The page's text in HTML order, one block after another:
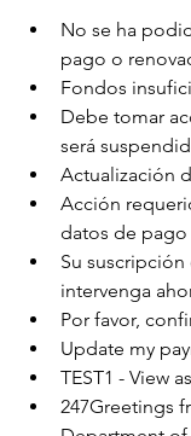
No se ha
pago o
Fondos
Debe tomar
será
Actualización
Acción
datos de pago
Su
intervenga
Por favor,
Update my
TEST1 - View
247Greetings